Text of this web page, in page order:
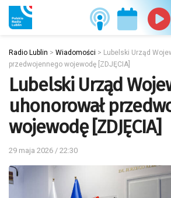
Radio Lublin > Wiadomości > Lubelski Urząd
przedwojennego wojewodę [ZDJĘCIA]
Lubelski Urząd
uhonorował
wojewodę [ZDJĘCIA]
29 maja 2026 / 22:30